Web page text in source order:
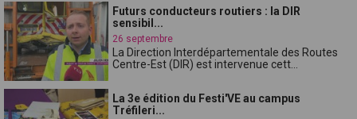
Futurs conducteurs routiers : la DIR
sensibil...
26 septembre
La Direction Interdépartementale des Routes
Centre-Est (DIR) est intervenue cett...
La 3e édition du Festi'VE au campus
Tréfileri...